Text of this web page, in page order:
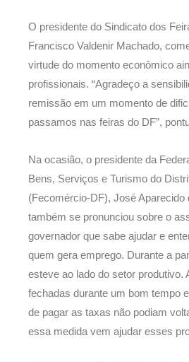
O presidente do Sindicato dos
Francisco Valdenir Machado,
virtude do momento econômico
profissionais. “Agradeço a
remissão em um momento de
passamos nas feiras do DF”,
Na ocasião, o presidente da
Bens, Serviços e Turismo do
(Fecomércio-DF), José Aparecido
também se pronunciou sobre o
governador que sabe ajudar e
quem gera emprego. Durante a
esteve ao lado do setor produtivo.
fechadas durante um bom tempo
de pagar as taxas não podiam
essa medida vem ajudar esses